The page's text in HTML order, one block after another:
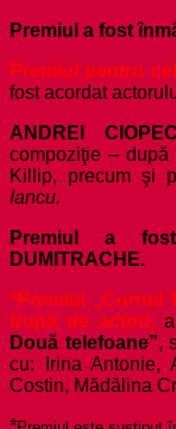
Premiul a fost
Premiul pentru
fost acordat
ANDREI
compoziţie – după
Killip, precum şi
Iancu.
Premiul a
DUMITRACHE.
*Premiul „Cornel
trupă de actori,
Două telefoane”,
cu: Irina Antonie,
Costin, Mădălina